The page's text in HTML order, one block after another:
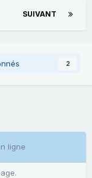
SUIVANT
2
ligne